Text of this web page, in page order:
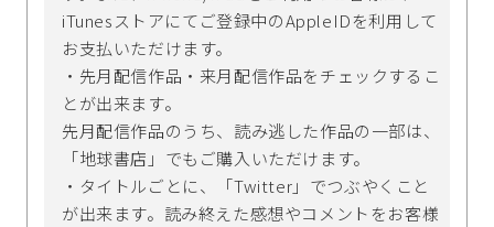
iTunesストアにてご登録中のAppleIDを利用して
お支払いただけます。
・先月配信作品・来月配信作品をチェックするこ
とが出来ます。
先月配信作品のうち、読み逃した作品の一部は、
「地球書店」でもご購入いただけます。
・タイトルごとに、「Twitter」でつぶやくこと
が出来ます。読み終えた感想やコメントをお客様